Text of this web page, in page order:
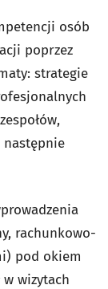
osób
poprzez
strategie
następnie
rachunkowo-
pod okiem
wizytach